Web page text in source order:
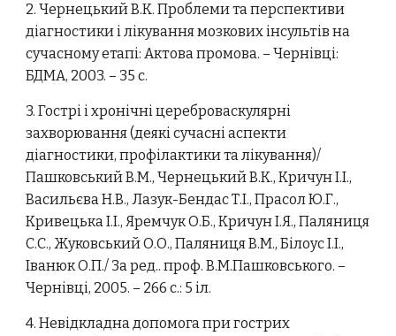
2. Чернецький В.К. Проблеми та перспективи
діагностики і лікування мозкових інсультів на
сучасному етапі: Актова промова. – Чернівці:
БДМА, 2003. – 35 с.
3. Гострі і хронічні цереброваскулярні
захворювання (деякі сучасні аспекти
діагностики, профілактики та лікування)/
Пашковський В.М., Чернецький В.К., Кричун І.І.,
Васильєва Н.В., Лазук-Бендас Т.І., Прасол Ю.Г.,
Кривецька І.І., Яремчук О.Б., Кричун І.Я., Паляниця
С.С., Жуковський О.О., Паляниця В.М., Білоус І.І.,
Іванюк О.П./ За ред.. проф. В.М.Пашковського. –
Чернівці, 2005. – 266 с.: 5 іл.
4. Невідкладна допомога при гострих